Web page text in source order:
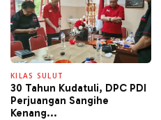
KILAS SULUT
30 Tahun Kudatuli, DPC PDI
Perjuangan Sangihe
Kenang...